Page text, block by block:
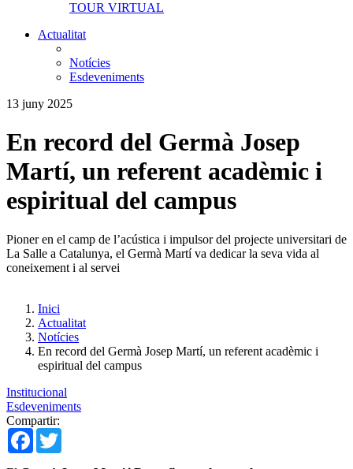
TOUR VIRTUAL
Actualitat
Notícies
Esdeveniments
13 juny 2025
En record del Germà Josep
Martí, un referent acadèmic i
espiritual del campus
Pioner en el camp de l’acústica i impulsor del projecte universitari de
La Salle a Catalunya, el Germà Martí va dedicar la seva vida al
coneixement i al servei
Inici
Actualitat
Notícies
En record del Germà Josep Martí, un referent acadèmic i
espiritual del campus
Institucional
Esdeveniments
Compartir:
Facebook